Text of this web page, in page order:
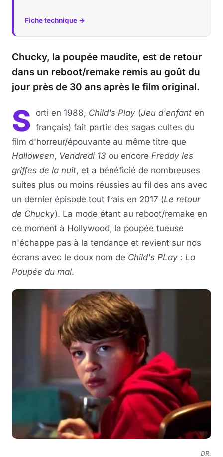
Fiche technique →
Chucky, la poupée maudite, est de retour
dans un reboot/remake remis au goût du
jour près de 30 ans après le film original.
S orti en 1988, Child's Play (Jeu d'enfant en
français) fait partie des sagas cultes du
film d'horreur/épouvante au même titre que
Halloween, Vendredi 13 ou encore Freddy les
griffes de la nuit, et a bénéficié de nombreuses
suites plus ou moins réussies au fil des ans avec
un dernier épisode tout frais en 2017 (Le retour
de Chucky). La mode étant au reboot/remake en
ce moment à Hollywood, la poupée tueuse
n'échappe pas à la tendance et revient sur nos
écrans avec le doux nom de Child's PLay : La
Poupée du mal.
DR.